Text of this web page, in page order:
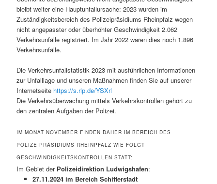
bleibt weiter eine Hauptunfallursache: 2023 wurden im
Zuständigkeitsbereich des Polizeipräsidiums Rheinpfalz wegen
nicht angepasster oder überhöhter Geschwindigkeit 2.062
Verkehrsunfälle registriert. Im Jahr 2022 waren dies noch 1.896
Verkehrsunfälle.
Die Verkehrsunfallstatistik 2023 mit ausführlichen Informationen
zur Unfalllage und unseren Maßnahmen finden Sie auf unserer
Internetseite https://s.rlp.de/YSXrl
Die Verkehrsüberwachung mittels Verkehrskontrollen gehört zu
den zentralen Aufgaben der Polizei.
IM MONAT NOVEMBER FINDEN DAHER IM BEREICH DES
POLIZEIPRÄSIDIUMS RHEINPFALZ WIE FOLGT
GESCHWINDIGKEITSKONTROLLEN STATT:
Im Gebiet der Polizeidirektion Ludwigshafen:
27.11.2024 im Bereich Schifferstadt